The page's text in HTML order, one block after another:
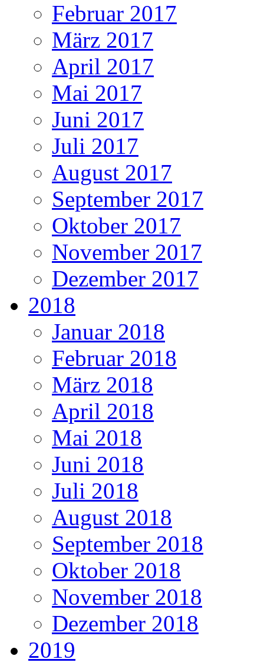
Februar 2017
März 2017
April 2017
Mai 2017
Juni 2017
Juli 2017
August 2017
September 2017
Oktober 2017
November 2017
Dezember 2017
2018
Januar 2018
Februar 2018
März 2018
April 2018
Mai 2018
Juni 2018
Juli 2018
August 2018
September 2018
Oktober 2018
November 2018
Dezember 2018
2019